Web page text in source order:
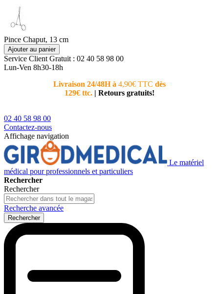
Pince Chaput, 13 cm
Ajouter au panier
Service Client Gratuit : 02 40 58 98 00
Lun-Ven 8h30-18h
Livraison 24/48H à 4,90€ TTC dès
129€ ttc. | Retours gratuits!
02 40 58 98 00
Contactez-nous
Affichage navigation
Le matériel
médical pour professionnels et particuliers
Rechercher
Rechercher
Recherche avancée
Rechercher